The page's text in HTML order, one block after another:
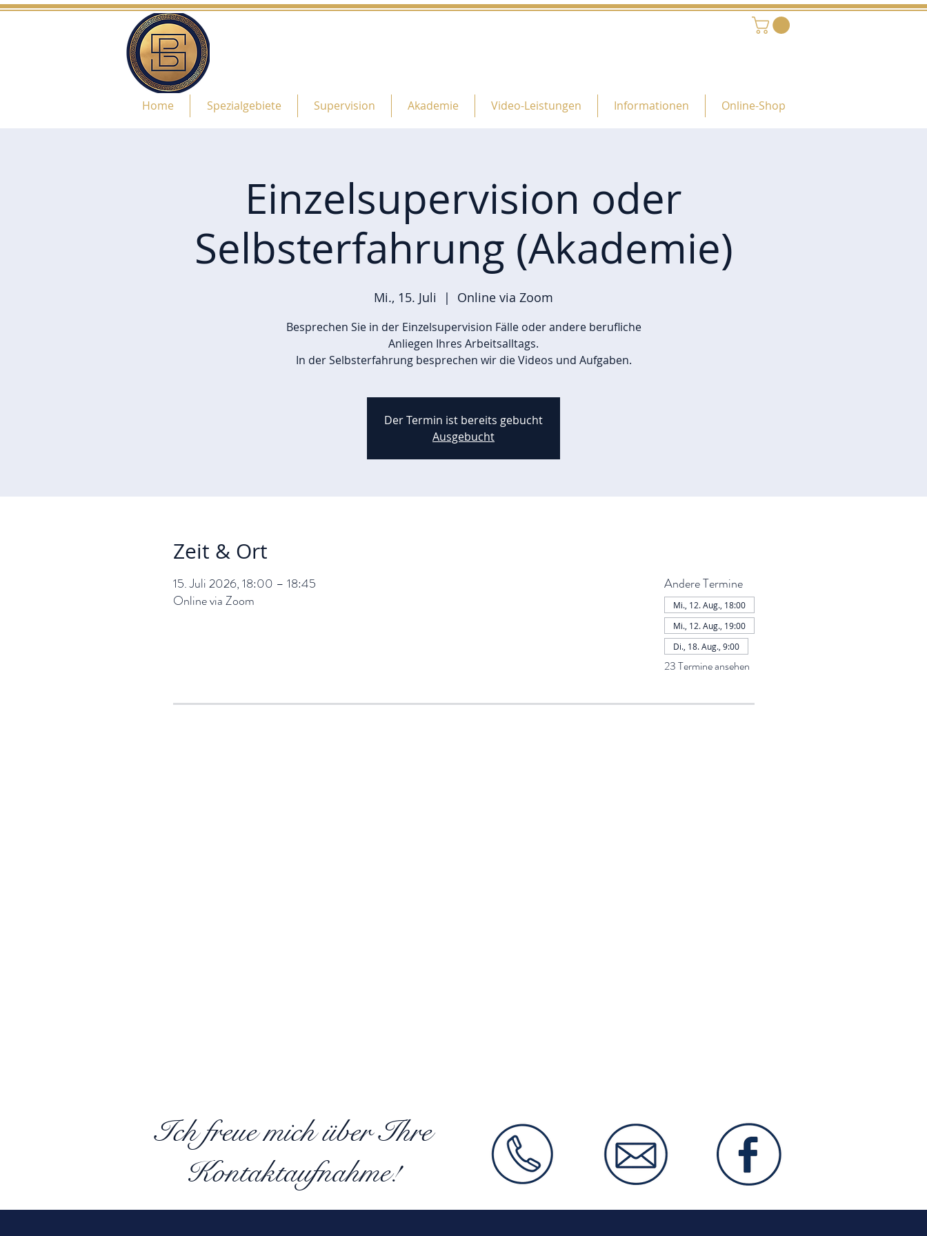
Home Spezialgebiete Supervision Akademie Video-Leistungen Informationen Online-Shop
Einzelsupervision oder
Selbsterfahrung (Akademie)
Mi., 15. Juli
  |
Online via Zoom
Besprechen Sie in der Einzelsupervision Fälle oder andere berufliche
Anliegen Ihres Arbeitsalltags.
In der Selbsterfahrung besprechen wir die Videos und Aufgaben.
Der Termin ist bereits gebucht
Ausgebucht
Zeit & Ort
15. Juli 2026, 18:00 – 18:45
Online via Zoom
Andere Termine
Mi., 12. Aug., 18:00
Mi., 12. Aug., 19:00
Di., 18. Aug., 9:00
23 Termine ansehen
Ich freue mich über Ihre
Kontaktaufnahme!